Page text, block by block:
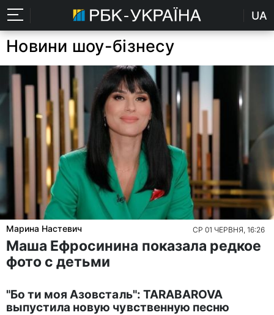
UA
Новини шоу-бізнесу
СР 01 ЧЕРВНЯ, 16:26
Марина Настевич
Маша Ефросинина показала редкое
фото с детьми
"Бо ти моя Азовсталь": TARABAROVA
выпустила новую чувственную песню